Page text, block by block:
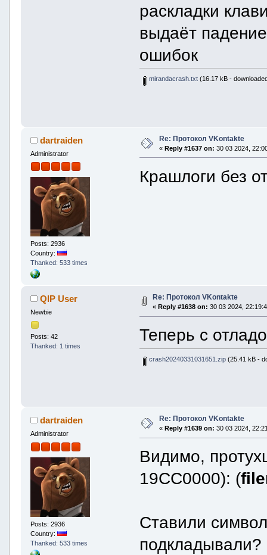
раскладки
выдаёт
ошибок
mirandacrash.txt(16.17 kB -
dartraiden
Administrator
Posts: 2936
Country:
Thanked: 533 times
Re: Протокол VKontakte
« Reply #1637 on: 30 03 2024,
Крашлоги без
QIP User
Newbie
Posts: 42
Thanked: 1 times
Re: Протокол VKontakte
« Reply #1638 on: 30 03 2024,
Теперь с
crash20240331031651.zip(25.41 kB -
dartraiden
Administrator
Posts: 2936
Country:
Thanked: 533 times
Re: Протокол VKontakte
« Reply #1639 on: 30 03 2024,
Видимо,
19CC0000): (
Ставили
подкладывали?